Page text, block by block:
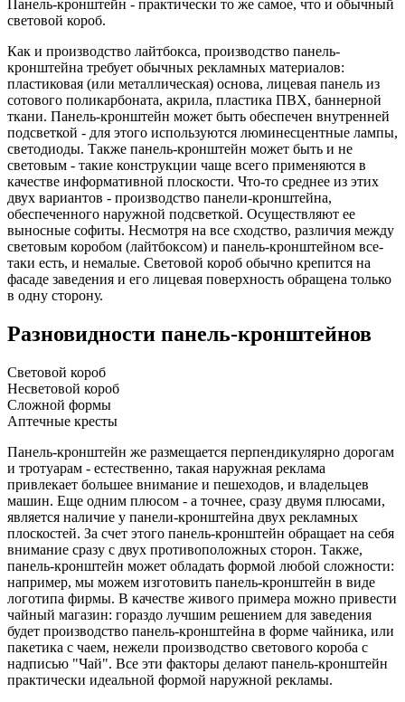
Панель-кронштейн - практически то же самое, что и обычный
световой короб.
Как и производство лайтбокса, производство панель-
кронштейна требует обычных рекламных материалов:
пластиковая (или металлическая) основа, лицевая панель из
сотового поликарбоната, акрила, пластика ПВХ, баннерной
ткани. Панель-кронштейн может быть обеспечен внутренней
подсветкой - для этого используются люминесцентные лампы,
светодиоды. Также панель-кронштейн может быть и не
световым - такие конструкции чаще всего применяются в
качестве информативной плоскости. Что-то среднее из этих
двух вариантов - производство панели-кронштейна,
обеспеченного наружной подсветкой. Осуществляют ее
выносные софиты. Несмотря на все сходство, различия между
световым коробом (лайтбоксом) и панель-кронштейном все-
таки есть, и немалые. Световой короб обычно крепится на
фасаде заведения и его лицевая поверхность обращена только
в одну сторону.
Разновидности панель-кронштейнов
Световой короб
Несветовой короб
Сложной формы
Аптечные кресты
Панель-кронштейн же размещается перпендикулярно дорогам
и тротуарам - естественно, такая наружная реклама
привлекает большее внимание и пешеходов, и владельцев
машин. Еще одним плюсом - а точнее, сразу двумя плюсами,
является наличие у панели-кронштейна двух рекламных
плоскостей. За счет этого панель-кронштейн обращает на себя
внимание сразу с двух противоположных сторон. Также,
панель-кронштейн может обладать формой любой сложности:
например, мы можем изготовить панель-кронштейн в виде
логотипа фирмы. В качестве живого примера можно привести
чайный магазин: гораздо лучшим решением для заведения
будет производство панель-кронштейна в форме чайника, или
пакетика с чаем, нежели производство светового короба с
надписью "Чай". Все эти факторы делают панель-кронштейн
практически идеальной формой наружной рекламы.